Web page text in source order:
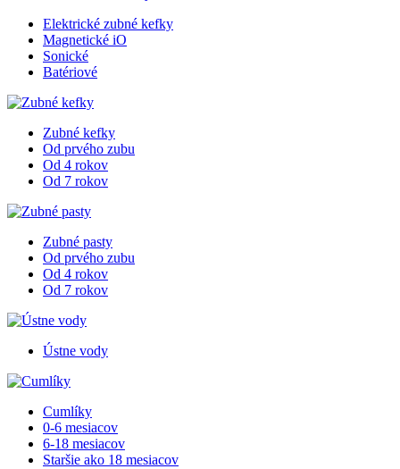
Elektrické zubné kefky
Magnetické iO
Sonické
Batériové
Zubné kefky
Od prvého zubu
Od 4 rokov
Od 7 rokov
Zubné pasty
Od prvého zubu
Od 4 rokov
Od 7 rokov
Ústne vody
Cumlíky
0-6 mesiacov
6-18 mesiacov
Staršie ako 18 mesiacov